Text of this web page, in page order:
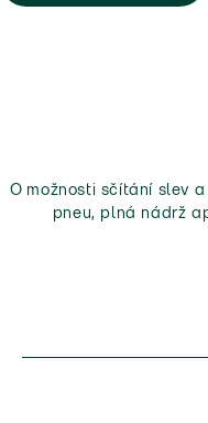
O možnosti sčítání slev
pneu, plná nádrž